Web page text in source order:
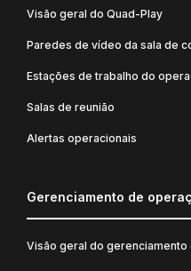
Visão geral do Quad-Play
Paredes de vídeo da sala de
Estações de trabalho do
Salas de reunião
Alertas operacionais
Gerenciamento de
Visão geral do